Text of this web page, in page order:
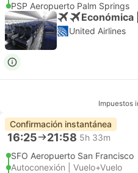
PSP Aeropuerto Palm Springs
Económica
United Airlines
Impuestos
Confirmación instantánea
16:25 21:58 5h 33m
SFO Aeropuerto San Francisco
Autoconexión | Vuelo+Vuelo